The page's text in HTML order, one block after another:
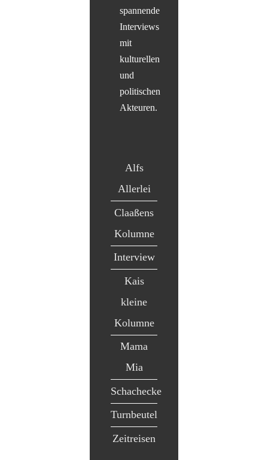
spannende
Interviews
mit
kulturellen
und
politischen
Akteuren.
Alfs
Allerlei
Claaßens
Kolumne
Interview
Kais
kleine
Kolumne
Mama
Mia
Schachecke
Turnbeutel
Zeitreisen